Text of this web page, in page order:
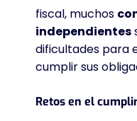
fiscal, muchos
independientes
dificultades para
cumplir sus
Retos en el